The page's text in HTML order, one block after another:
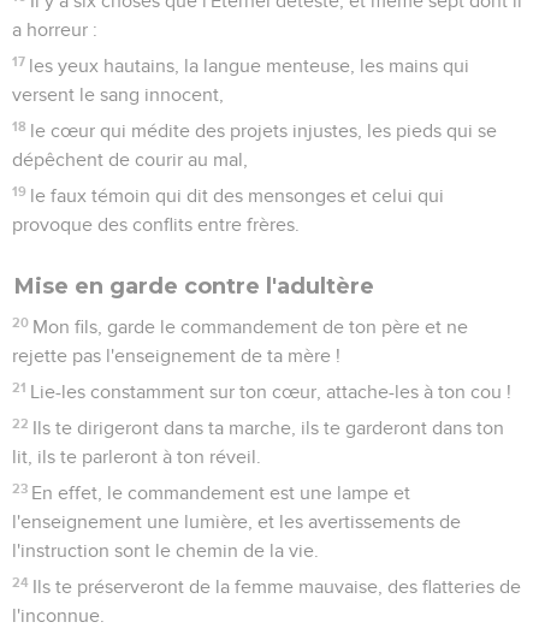
a horreur :
17 les yeux hautains, la langue menteuse, les mains qui
versent le sang innocent,
18 le cœur qui médite des projets injustes, les pieds qui se
dépêchent de courir au mal,
19 le faux témoin qui dit des mensonges et celui qui
provoque des conflits entre frères.
Mise en garde contre l'adultère
20 Mon fils, garde le commandement de ton père et ne
rejette pas l'enseignement de ta mère !
21 Lie-les constamment sur ton cœur, attache-les à ton cou !
22 Ils te dirigeront dans ta marche, ils te garderont dans ton
lit, ils te parleront à ton réveil.
23 En effet, le commandement est une lampe et
l'enseignement une lumière, et les avertissements de
l'instruction sont le chemin de la vie.
24 Ils te préserveront de la femme mauvaise, des flatteries de
l'inconnue.